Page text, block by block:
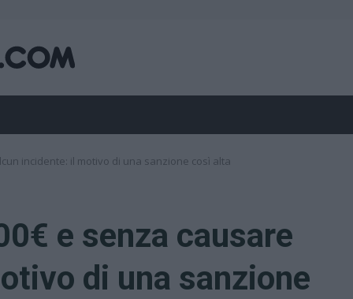
incidente: il motivo di una sanzione così alta
e senza causare
di una sanzione